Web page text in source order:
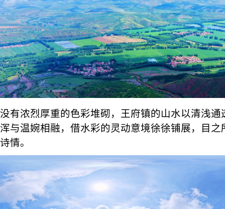
没有浓烈厚重的色彩堆砌，王府镇的山水以清浅
浑与温婉相融，借水彩的灵动意境徐徐铺展，目
诗情。